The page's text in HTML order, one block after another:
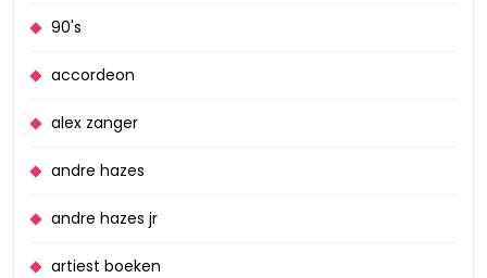
90's
accordeon
alex zanger
andre hazes
andre hazes jr
artiest boeken